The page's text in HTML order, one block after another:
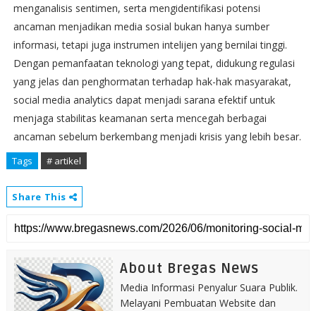
menganalisis sentimen, serta mengidentifikasi potensi
ancaman menjadikan media sosial bukan hanya sumber
informasi, tetapi juga instrumen intelijen yang bernilai tinggi.
Dengan pemanfaatan teknologi yang tepat, didukung regulasi
yang jelas dan penghormatan terhadap hak-hak masyarakat,
social media analytics dapat menjadi sarana efektif untuk
menjaga stabilitas keamanan serta mencegah berbagai
ancaman sebelum berkembang menjadi krisis yang lebih besar.
Tags # artikel
Share This
About Bregas News
Media Informasi Penyalur Suara Publik.
Melayani Pembuatan Website dan